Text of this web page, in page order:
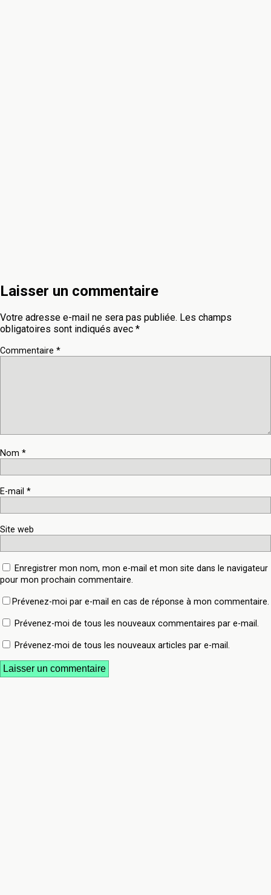
Laisser un commentaire
Votre adresse e-mail ne sera pas publiée. Les champs
obligatoires sont indiqués avec *
Commentaire *
Nom *
E-mail *
Site web
Enregistrer mon nom, mon e-mail et mon site dans le navigateur
pour mon prochain commentaire.
Prévenez-moi par e-mail en cas de réponse à mon commentaire.
Prévenez-moi de tous les nouveaux commentaires par e-mail.
Prévenez-moi de tous les nouveaux articles par e-mail.